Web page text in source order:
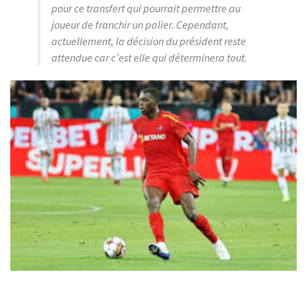
pour ce transfert qui pourrait permettre au
joueur de franchir un palier. Cependant,
actuellement, la décision du président reste
attendue car c’est elle qui déterminera tout.